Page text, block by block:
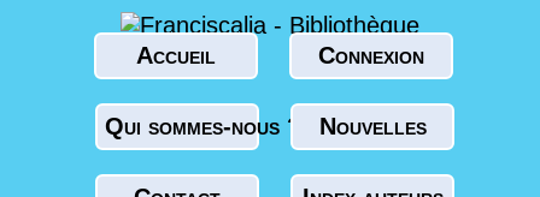
Accueil Connexion
Qui sommes-nous ? Nouvelles